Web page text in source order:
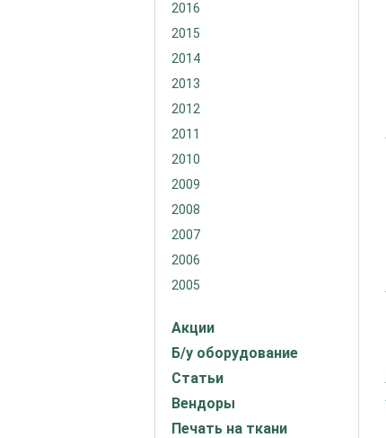
2016
2015
2014
2013
2012
2011
2010
2009
2008
2007
2006
2005
Акции
Б/у оборудование
Статьи
Вендоры
Печать на ткани